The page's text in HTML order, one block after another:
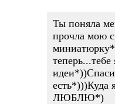
Ты поняла
прочла мою
есть*)))Куда
ЛЮБЛЮ*)